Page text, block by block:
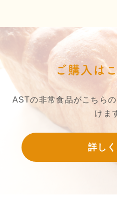
ご購入は
ASTの非常食品がこちら
けま
詳し